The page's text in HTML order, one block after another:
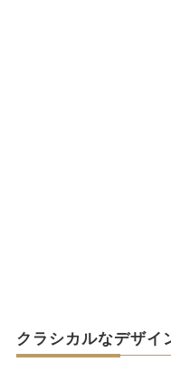
クラシカルなデザイ